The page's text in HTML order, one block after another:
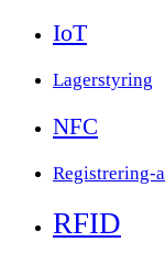
IoT
Lagerstyring
NFC
Registrering-
RFID